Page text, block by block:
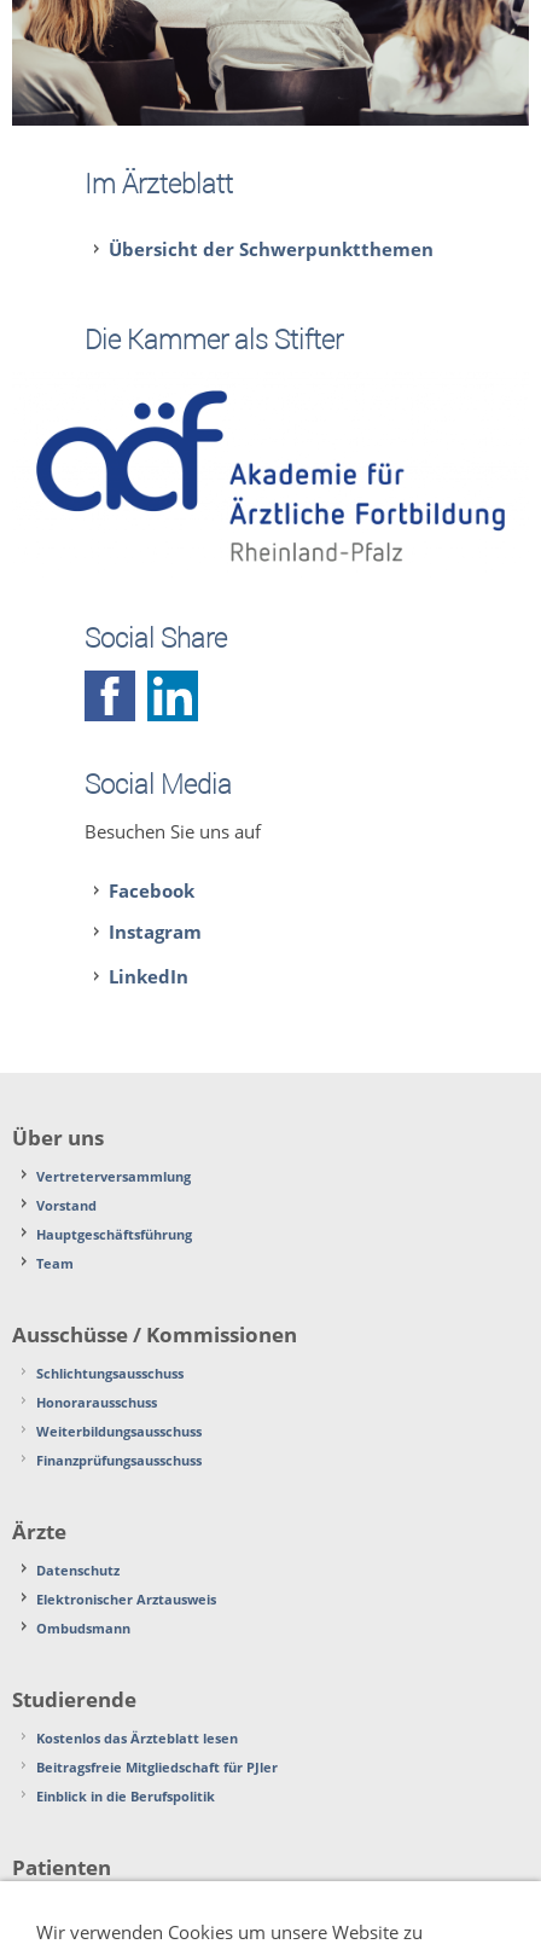
Im Ärzteblatt
Übersicht der Schwerpunktthemen
Die Kammer als Stifter
Social Share
Social Media
Besuchen Sie uns auf
Facebook
Instagram
LinkedIn
Über uns
Vertreterversammlung
Vorstand
Hauptgeschäftsführung
Team
Ausschüsse / Kommissionen
Schlichtungsausschuss
Honorarausschuss
Weiterbildungsausschuss
Finanzprüfungsausschuss
Ärzte
Datenschutz
Elektronischer Arztausweis
Ombudsmann
Studierende
Kostenlos das Ärzteblatt lesen
Beitragsfreie Mitgliedschaft für PJler
Einblick in die Berufspolitik
Patienten
Patientenverfügung
Wir verwenden Cookies um unsere Website zu